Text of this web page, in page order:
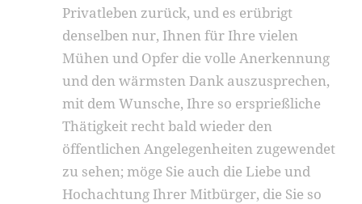
Privatleben zurück, und es erübrigt
denselben nur, Ihnen für Ihre vielen
Mühen und Opfer die volle Anerkennung
und den wärmsten Dank auszusprechen,
mit dem Wunsche, Ihre so ersprießliche
Thätigkeit recht bald wieder den
öffentlichen Angelegenheiten zugewendet
zu sehen; möge Sie auch die Liebe und
Hochachtung Ihrer Mitbürger, die Sie so